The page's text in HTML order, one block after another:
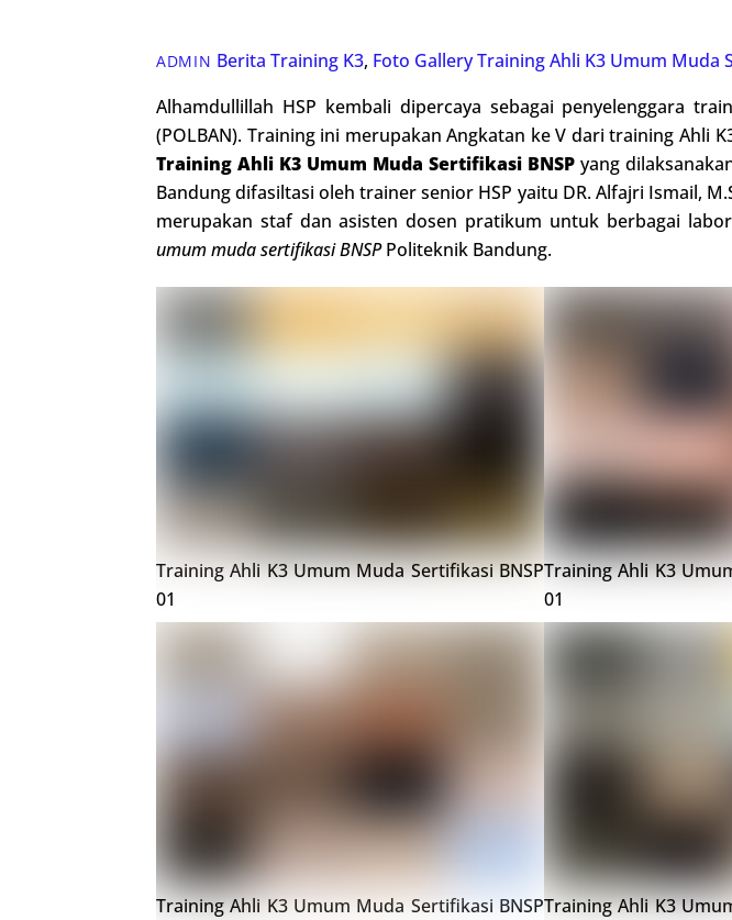
ADMIN Berita Training K3, Foto GalleryTraining Ahli K3 Umum Muda
Alhamdullillah HSP kembali dipercaya sebagai penyelenggara
(POLBAN). Training ini merupakan Angkatan ke V dari training Ahli
Training Ahli K3 Umum Muda Sertifikasi BNSP yang
Bandung difasiltasi oleh trainer senior HSP yaitu DR. Alfajri Ismail,
merupakan staf dan asisten dosen pratikum untuk berbagai
umum muda sertifikasi BNSPPoliteknik Bandung.
Training Ahli K3 Umum Muda Sertifikasi BNSP
01
Training Ahli K3
01
Training Ahli K3 Umum Muda Sertifikasi BNSPTraining Ahli K3